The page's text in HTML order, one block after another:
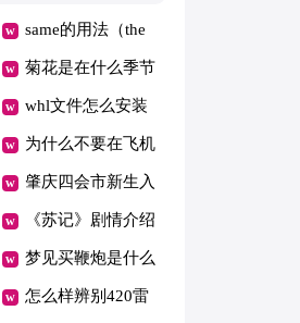
same的用法（the
same的用法）
菊花是在什么季节
生长 菊花生长在
几月份
whl文件怎么安装
（whl文件怎么安
装anaconda）
为什么不要在飞机
上喝热水 为什么
不要再飞机上喝热
水
肇庆四会市新生入
学“长幼随学”是什
么意思？
《苏记》剧情介绍
（苏记主演）
梦见买鞭炮是什么
意思 梦见买鞭炮
怎么样辨别420雷